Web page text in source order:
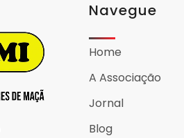
Navegue
Home
A Associação
Jornal
Blog